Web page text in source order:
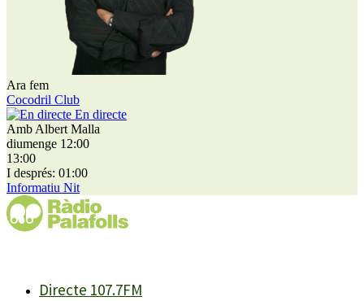
Ara fem
Cocodril Club
En directe
Amb Albert Malla
diumenge 12:00
13:00
I després: 01:00
Informatiu Nit
Directe 107.7FM